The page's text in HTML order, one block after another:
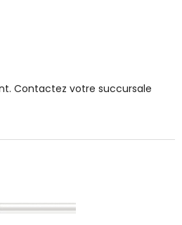
Contactez votre succursale